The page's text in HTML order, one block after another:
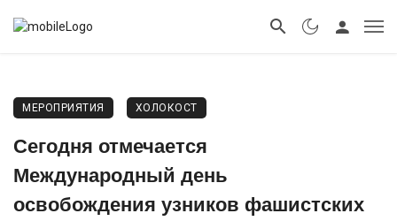
МЕРОПРИЯТИЯ ХОЛОКОСТ
Сегодня отмечается
Международный день
освобождения узников фашистских